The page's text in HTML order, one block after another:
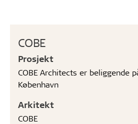
COBE
Prosjekt
COBE Architects er beliggende
København
Arkitekt
COBE